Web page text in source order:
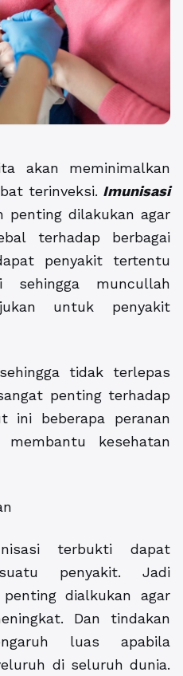
akan meminimalkan
terinveksi. Imunisasi
dilakukan agar
terhadap berbagai
penyakit tertentu
sehingga muncullah
untuk penyakit
tidak terlepas
penting terhadap
ini beberapa peranan
kesehatan
terbukti dapat
penyakit. Jadi
dialkukan agar
Dan tindakan
luas apabila
di seluruh dunia.